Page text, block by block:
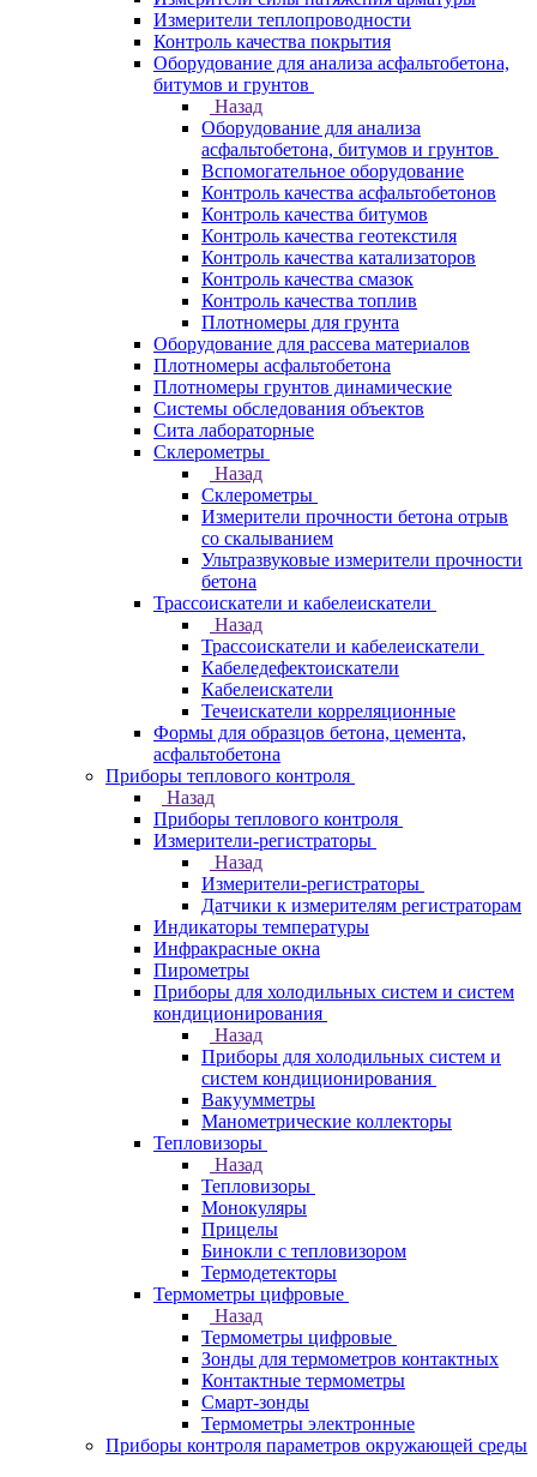
Измерители теплопроводности
Контроль качества покрытия
Оборудование для анализа асфальтобетона,
битумов и грунтов
Назад
Оборудование для анализа
асфальтобетона, битумов и грунтов
Вспомогательное оборудование
Контроль качества асфальтобетонов
Контроль качества битумов
Контроль качества геотекстиля
Контроль качества катализаторов
Контроль качества смазок
Контроль качества топлив
Плотномеры для грунта
Оборудование для рассева материалов
Плотномеры асфальтобетона
Плотномеры грунтов динамические
Системы обследования объектов
Сита лабораторные
Склерометры
Назад
Склерометры
Измерители прочности бетона отрыв
со скалыванием
Ультразвуковые измерители прочности
бетона
Трассоискатели и кабелеискатели
Назад
Трассоискатели и кабелеискатели
Кабеледефектоискатели
Кабелеискатели
Течеискатели корреляционные
Формы для образцов бетона, цемента,
асфальтобетона
Приборы теплового контроля
Назад
Приборы теплового контроля
Измерители-регистраторы
Назад
Измерители-регистраторы
Датчики к измерителям регистраторам
Индикаторы температуры
Инфракрасные окна
Пирометры
Приборы для холодильных систем и систем
кондиционирования
Назад
Приборы для холодильных систем и
систем кондиционирования
Вакуумметры
Манометрические коллекторы
Тепловизоры
Назад
Тепловизоры
Монокуляры
Прицелы
Бинокли с тепловизором
Термодетекторы
Термометры цифровые
Назад
Термометры цифровые
Зонды для термометров контактных
Контактные термометры
Смарт-зонды
Термометры электронные
Приборы контроля параметров окружающей среды